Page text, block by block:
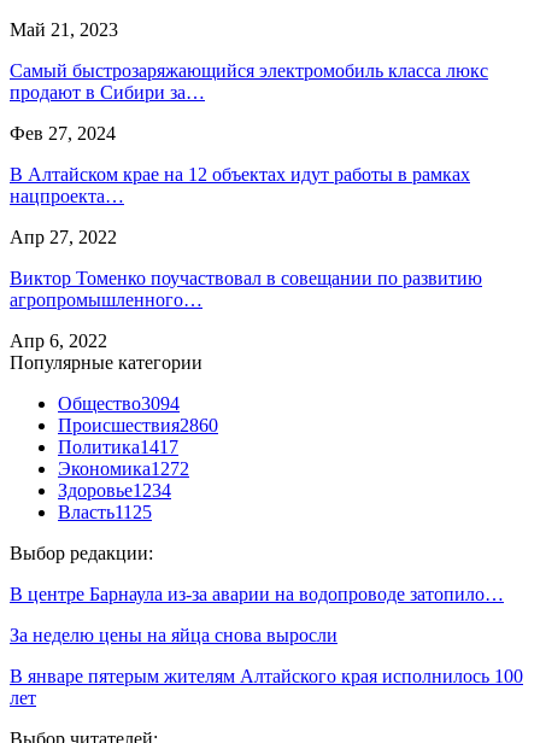
Май 21, 2023
Самый быстрозаряжающийся электромобиль класса люкс
продают в Сибири за…
Фев 27, 2024
В Алтайском крае на 12 объектах идут работы в рамках
нацпроекта…
Апр 27, 2022
Виктор Томенко поучаствовал в совещании по развитию
агропромышленного…
Апр 6, 2022
Популярные категории
Общество3094
Происшествия2860
Политика1417
Экономика1272
Здоровье1234
Власть1125
Выбор редакции:
В центре Барнаула из-за аварии на водопроводе затопило…
За неделю цены на яйца снова выросли
В январе пятерым жителям Алтайского края исполнилось 100
лет
Выбор читателей: